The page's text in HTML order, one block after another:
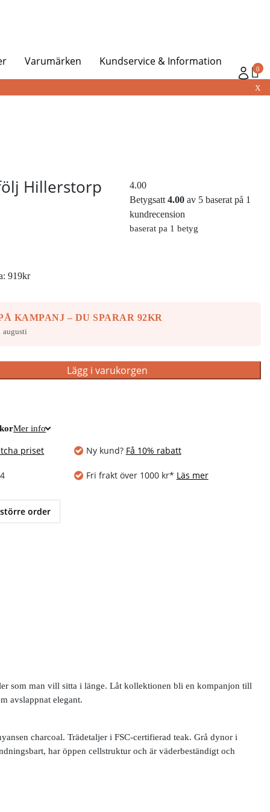
0
Varumärken Kundservice & Information
X
Hillerstorp
4.00
Betygsatt4.00 av 5 baserat på 1
kundrecension
baserat pa 1 betyg
919kr
KAMPANJ – DU SPARAR 92KR
augusti
Lägg i varukorgen
Mer info
priset Ny kund? Få 10% rabatt
Fri frakt över 1000 kr* Läs mer
order
som man vill sitta i länge. Låt kollektionen bli en kompanjon till
avslappnat elegant.
charcoal. Trädetaljer i FSC-certifierad teak. Grå dynor i
har öppen cellstruktur och är väderbeständigt och